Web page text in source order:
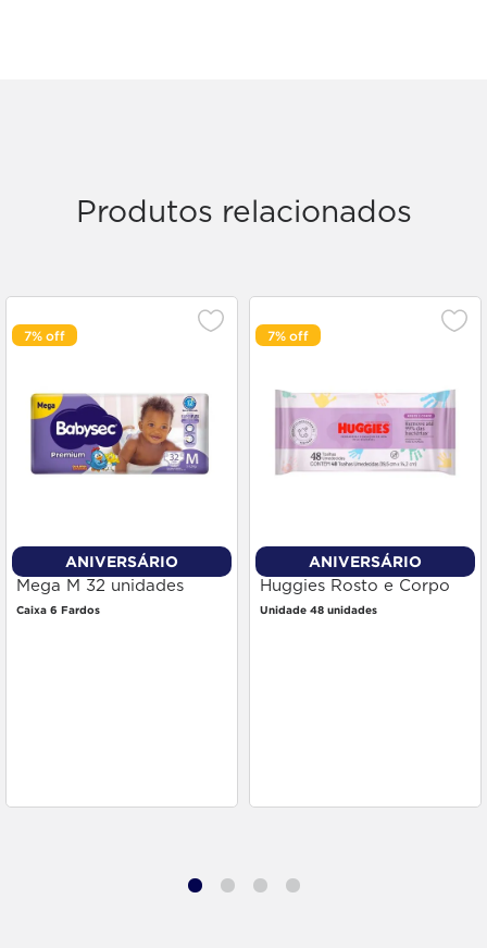
Produtos relacionados
7%
ANIVERSÁRIO
Fralda Babysec Premium
Mega M 32 unidades
Caixa 6 Fardos
7%
ANIVERSÁRIO
Toalha Umedecida
Huggies Rosto e Corpo
48 unidades
Unidade 48 unidades